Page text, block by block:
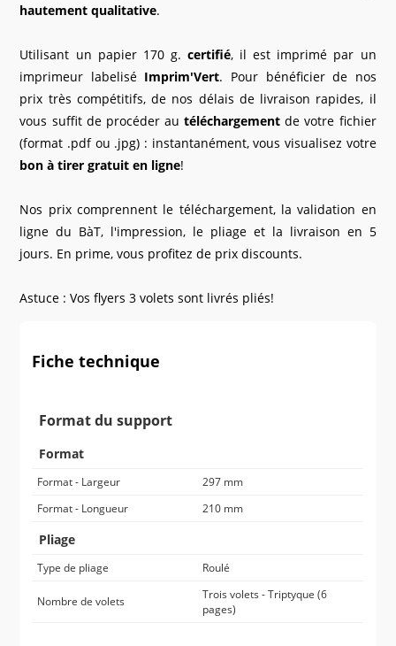
hautement qualitative.
Utilisant un papier 170 g. certifié, il est imprimé par un
imprimeur labelisé Imprim'Vert. Pour bénéficier de nos
prix très compétitifs, de nos délais de livraison rapides, il
vous suffit de procéder autéléchargement de votre fichier
(format .pdf ou .jpg) : instantanément, vous visualisez votre
bon à tirer gratuit en ligne!
Nos prix comprennent le téléchargement, la validation en
ligne du BàT, l'impression, le pliage et la livraison en 5
jours. En prime, vous profitez de prix discounts.
Astuce : Vos flyers 3 volets sont livrés pliés!
Fiche technique
Format du support
Format
Format - Largeur
297 mm
Format - Longueur
210 mm
Pliage
Type de pliage Roulé
Nombre de volets
Trois volets - Triptyque (6
pages)